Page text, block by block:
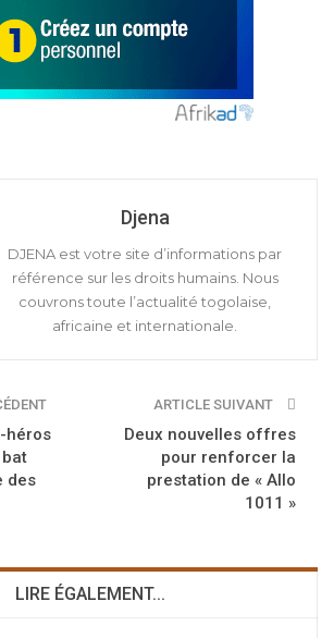
Djena
DJENA est votre site d’informations par
référence sur les droits humains. Nous
couvrons toute l’actualité togolaise,
africaine et internationale.
héros
des
ARTICLE SUIVANT
Deux nouvelles offres
pour renforcer la
prestation de « Allo
1011 »
LIRE ÉGALEMENT...